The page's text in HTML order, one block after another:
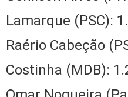
Lamarque (PSC):
Raério Cabeção
Costinha (MDB):